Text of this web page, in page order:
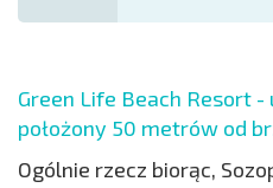
Green Life Beach Resort
położony 50 metrów od
Ogólnie rzecz biorąc,